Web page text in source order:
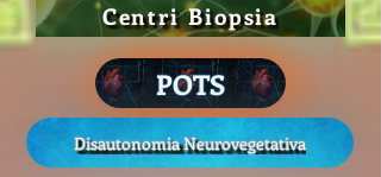
Centri Biopsia
POTS
Disautonomia Neurovegetativa